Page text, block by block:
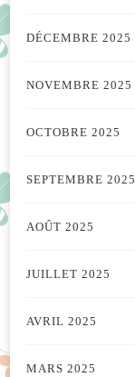
DÉCEMBRE 2025
NOVEMBRE 2025
OCTOBRE 2025
SEPTEMBRE 2025
AOÛT 2025
JUILLET 2025
AVRIL 2025
MARS 2025